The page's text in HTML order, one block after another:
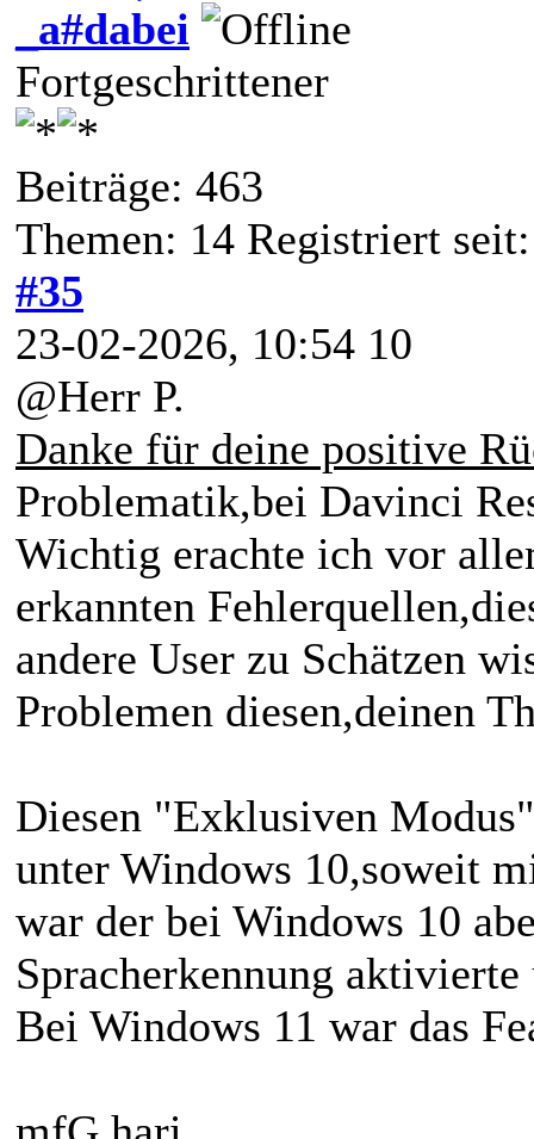
_a#dabei
Fortgeschrittener
Beiträge: 463
Themen: 14 Registriert
#35
23-02-2026, 10:54 10
@Herr P.
Danke für deine positive
Problematik,bei Davinci
Wichtig erachte ich vor
erkannten
andere User zu Schätzen
Problemen diesen,deinen
Diesen "Exklusiven
unter Windows 10,soweit
war der bei Windows 10
Spracherkennung
Bei Windows 11 war das